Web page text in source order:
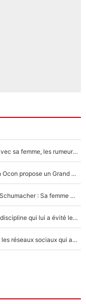
F1 : Charles Leclerc surpris par les paparazzis avec sa femme, les rumeurs étaient vraies !
Comme pour le final du Tour de France, Esteban Ocon propose un Grand Prix de Formule 1 à Paris : «Autour de l’Arc de Triomphe, ce serait génial» !
Nouvelle rumeur autour de la santé de Michael Schumacher : Sa femme Corinna sort du silence
F1 - Lewis Hamilton victime de harcèlement, la discipline qui lui a évité le pire : «J'aurais probablement mal tourné»
Lewis Hamilton : Le talent inattendu dévoilé sur les réseaux sociaux qui a impressionné Kim Kardashian pendant leurs vacances en amoureux !